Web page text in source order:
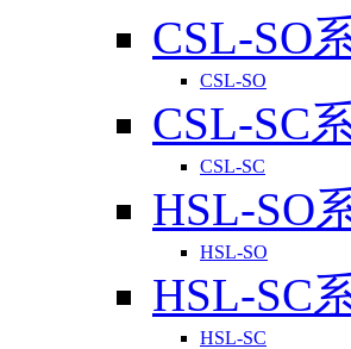
CSL-SO
CSL-SO
CSL-SC
CSL-SC
HSL-SO
HSL-SO
HSL-SC
HSL-SC